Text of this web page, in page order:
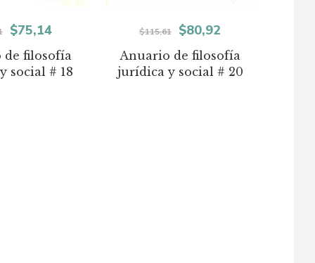
de filosofía
social # 18
El
precio
original
$75,14El
precio
actual
Anuario de filosofía
jurídica y social # 20
$115,61
El
precio
original
$80,92
precio
actual